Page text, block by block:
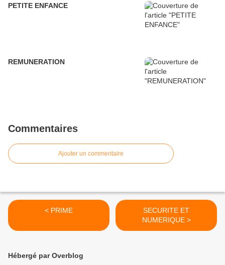
PETITE ENFANCE
REMUNERATION
Commentaires
Ajouter un commentaire
< PRIME
SECURITE ET
NUMERIQUE >
Hébergé par Overblog